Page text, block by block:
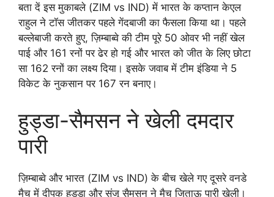
बता दें इस मुकाबले (ZIM vs IND) में भारत के कप्तान केएल
राहुल ने टॉस जीतकर पहले गेंदबाजी का फैसला किया था। पहले
बल्लेबाजी करते हुए, ज़िम्बाब्वे की टीम पूरे 50 ओवर भी नहीं खेल
पाई और 161 रनों पर ढेर हो गई और भारत को जीत के लिए छोटा
सा 162 रनों का लक्ष्य दिया। इसके जवाब में टीम इंडिया ने 5
विकेट के नुकसान पर 167 रन बनाए।
हुड्डा-सैमसन ने खेली दमदार
पारी
ज़िम्बाब्वे और भारत (ZIM vs IND) के बीच खेले गए दूसरे वनडे
मैच में दीपक हुड्डा और संजू सैमसन ने मैच जिताऊ पारी खेली।